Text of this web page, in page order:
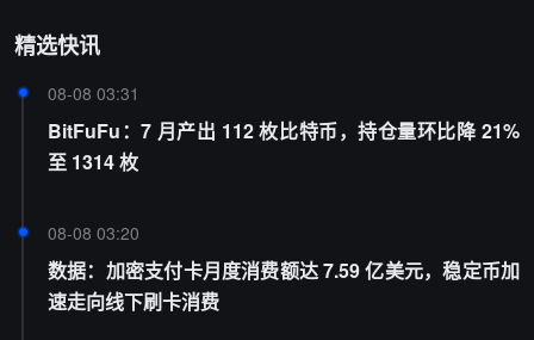
精选快讯
08-08 03:31
BitFuFu：7 月产出 112 枚比特币，持仓量环比降 21%
至 1314 枚
08-08 03:20
数据：加密支付卡月度消费额达 7.59 亿美元，稳定币加
速走向线下刷卡消费